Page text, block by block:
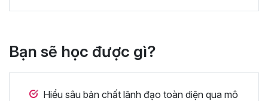
Bạn sẽ học được gì?
Hiểu sâu bản chất lãnh đạo toàn diện qua mô